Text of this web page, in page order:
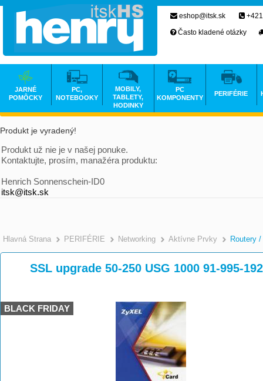
Produkt je vyradený!
Produkt už nie je v našej ponuke.
Kontaktujte, prosím, manažéra produktu:
Henrich Sonnenschein-ID0
itsk@itsk.sk
Hlavná Strana >
PERIFÉRIE >
Networking >
Aktívne Prvky Routery
SSL upgrade 50-250 USG 1000 91-995-
BLACK FRIDAY
eshop@itsk.sk
Často kladené otázky
JARNÉ
POMÔCKY
PC,
NOTEBOOKY
MOBILY,
TABLETY,
HODINKY
PC
KOMPONENTY
PERIFÉRIE